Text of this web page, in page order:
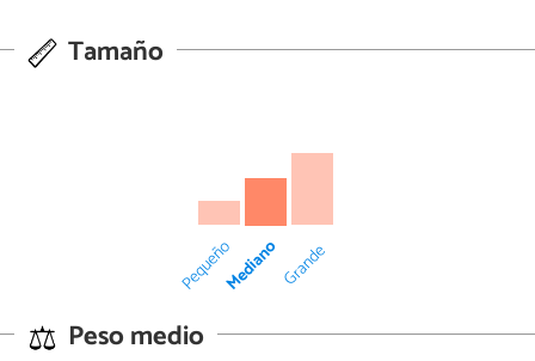
Tamaño
PequeñoMedianoGrande
Peso medio